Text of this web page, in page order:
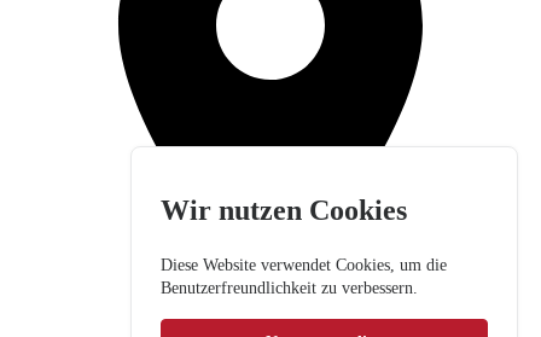
Wir nutzen Cookies
Diese Website verwendet Cookies, um die
Benutzerfreundlichkeit zu verbessern.